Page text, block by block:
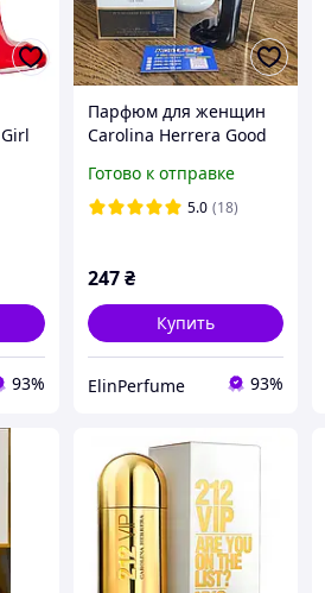
93%
Парфюм для женщин
Carolina Herrera Good
Херрера Гуд Герл
туфелька )
Готово к отправке
5.0 (18)
247₴
Купить
ElinPerfume 93%